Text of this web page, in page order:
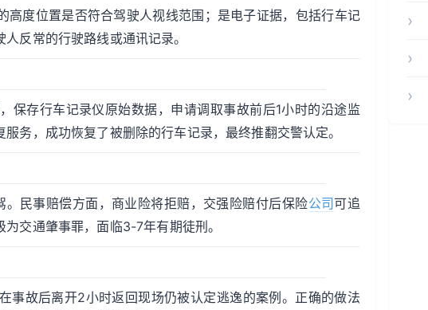
度位置是否符合驾驶人视线范围；是电子证据，包括行车记
反常的行驶路线或通讯记录。
保存行车记录仪原始数据，申请调取事故前后1小时的沿途监
务，成功恢复了被删除的行车记录，最终推翻交警认定。
民事赔偿方面，商业险将拒赔，交强险赔付后保险公司 可追
交通肇事罪，面临3-7年有期徒刑。
事故后离开2小时返回现场仍被认定逃逸的案例。正确的做法